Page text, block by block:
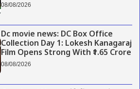
08/08/2026
Dc movie news: DC Box Office
Collection Day 1: Lokesh Kanagaraj
Film Opens Strong With ₹1.65 Crore
08/08/2026